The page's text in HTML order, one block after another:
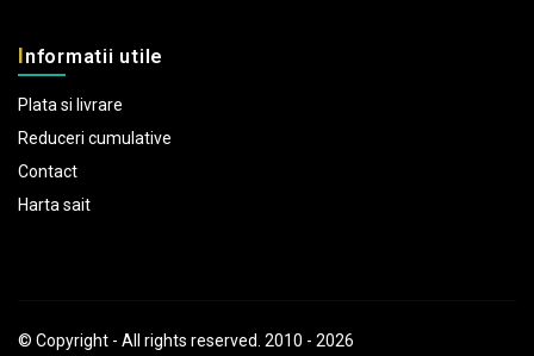
Informatii utile
Plata si livrare
Reduceri cumulative
Contact
Harta sait
© Copyright - All rights reserved. 2010 - 2026